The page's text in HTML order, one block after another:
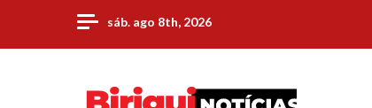
content
sáb. ago 8th, 2026